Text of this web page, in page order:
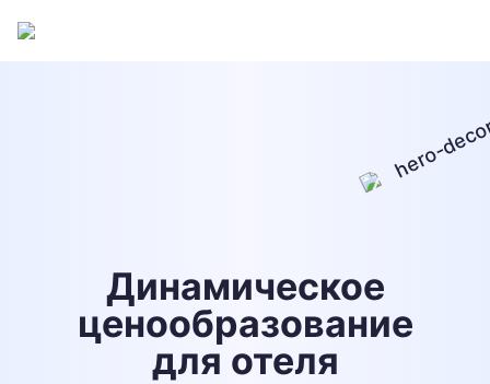
Динамическое
ценообразование
для отеля